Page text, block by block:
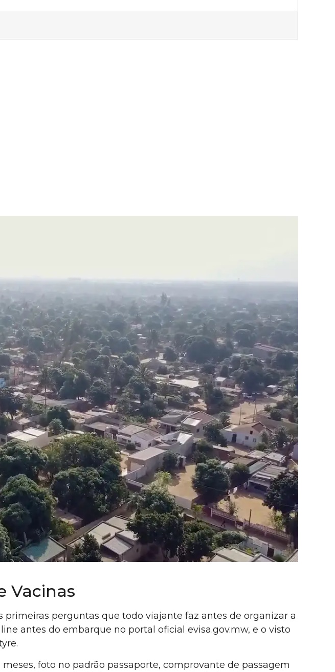
Vacinas
primeiras perguntas que todo viajante faz antes de organizar a
antes do embarque no portal oficial evisa.gov.mw, e o visto
foto no padrão passaporte, comprovante de passagem